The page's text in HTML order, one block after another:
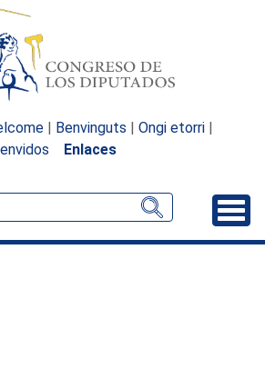
| Benvinguts | Ongi etorri |
Enlaces